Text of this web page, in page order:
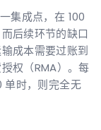
集成点，在 100
后续环节的缺口
成本需要过账到
权（RMA）。每
单时，则完全无